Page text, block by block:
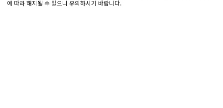
에 따라 해지될 수 있으니 유의하시기 바랍니다.